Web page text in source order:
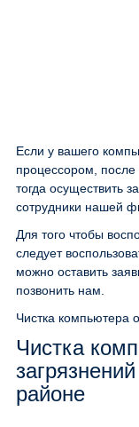
Если у вашего
процессором, после
тогда осуществить
сотрудники нашей
Для того чтобы
следует
можно оставить
позвонить нам.
Чистка компьютера
Чистка
районе